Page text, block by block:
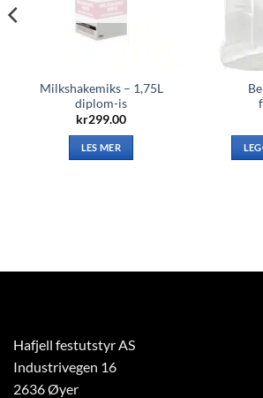
Milkshakemiks – 1,75L
diplom-is
kr299.00
LES MER
Hafjell festutstyr AS
Industrivegen 16
2636 Øyer